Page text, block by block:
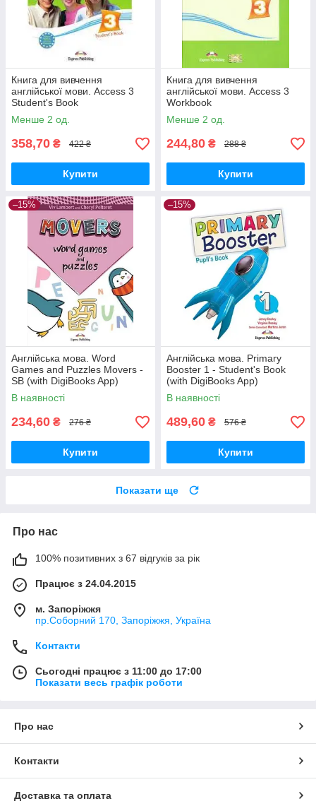
Книга для вивчення
англійської мови. Access 3
Student's Book
Менше 2 од.
358,70 ₴ 422 ₴
Купити
Книга для вивчення
англійської мови. Access 3
Workbook
Менше 2 од.
244,80 ₴ 288 ₴
Купити
–15%
Англійська мова. Word
Games and Puzzles Movers -
SB (with DigiBooks App)
В наявності
234,60 ₴ 276 ₴
Купити
–15%
Англійська мова. Primary
Booster 1 - Student's Book
(with DigiBooks App)
В наявності
489,60 ₴ 576 ₴
Купити
Показати ще
Про нас
100% позитивних з 67 відгуків за рік
Працює з 24.04.2015
м. Запоріжжя
пр.Соборний 170, Запоріжжя, Україна
Контакти
Сьогодні працює з 11:00 до 17:00
Показати весь графік роботи
Про нас
Контакти
Доставка та оплата